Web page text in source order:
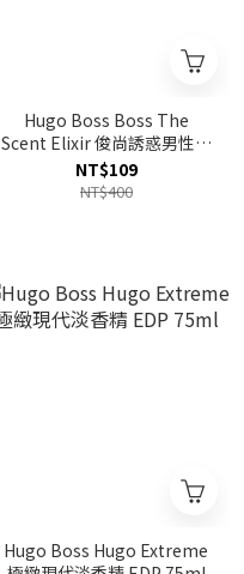
Hugo Boss Boss The
Scent Elixir 俊尚誘惑男性精
粹香精 PARFUM 1.2ml
NT$109
NT$400
Hugo Boss Hugo Extreme